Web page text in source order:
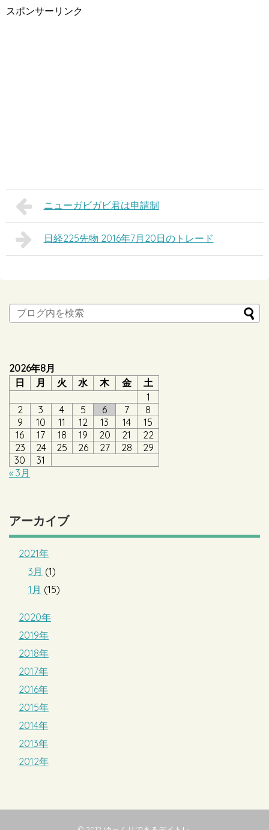
スポンサーリンク
ニューガビガビ君は申請制
日経225先物 2016年7月20日のトレード
2026年8月
日
月 火 水 木 金
土
1
2
3 4 5 6 7
8
9
10 11 12 13 14
15
16
17 18 19 20 21
22
23
24 25 26 27 28
29
30
31
« 3月
アーカイブ
2021年
3月 (1)
1月 (15)
2020年
2019年
2018年
2017年
2016年
2015年
2014年
2013年
2012年